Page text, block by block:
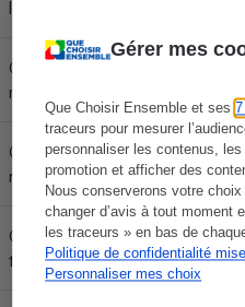
Gérer mes
Que Choisir Ensemble et ses
traceurs pour mesurer
personnaliser les contenus,
promotion et afficher des
Nous conserverons votre
changer d’avis à tout moment
les traceurs » en bas de
Politique de confidentialité
Personnaliser mes choix
lent WLTC)
Consommation < 80 km/h
moyen WLTC)
Consommation < 100 km/h
rapide WLTC)
Consommation < 130 km/h
très rapide WLTC)